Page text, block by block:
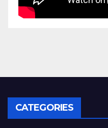
CATEGORIES